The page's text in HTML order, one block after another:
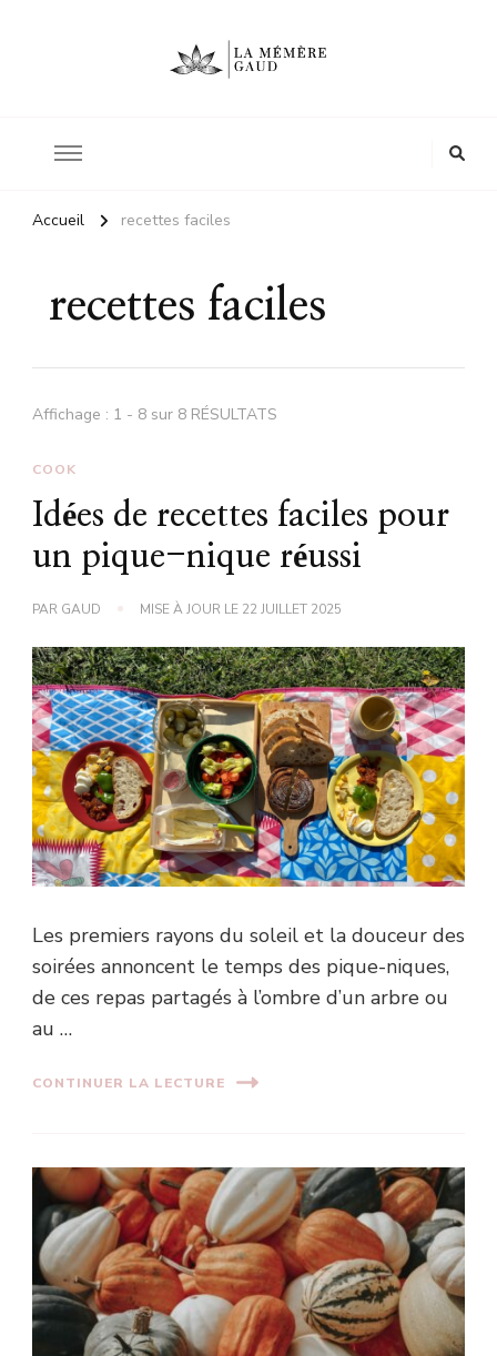
Accueil recettes faciles
recettes faciles
Affichage : 1 - 8 sur 8 RÉSULTATS
COOK
Idées de recettes faciles pour
un pique-nique réussi
PAR GAUD MISE À JOUR LE 22 JUILLET 2025
Les premiers rayons du soleil et la douceur des
soirées annoncent le temps des pique-niques,
de ces repas partagés à l’ombre d’un arbre ou
au …
CONTINUER LA LECTURE